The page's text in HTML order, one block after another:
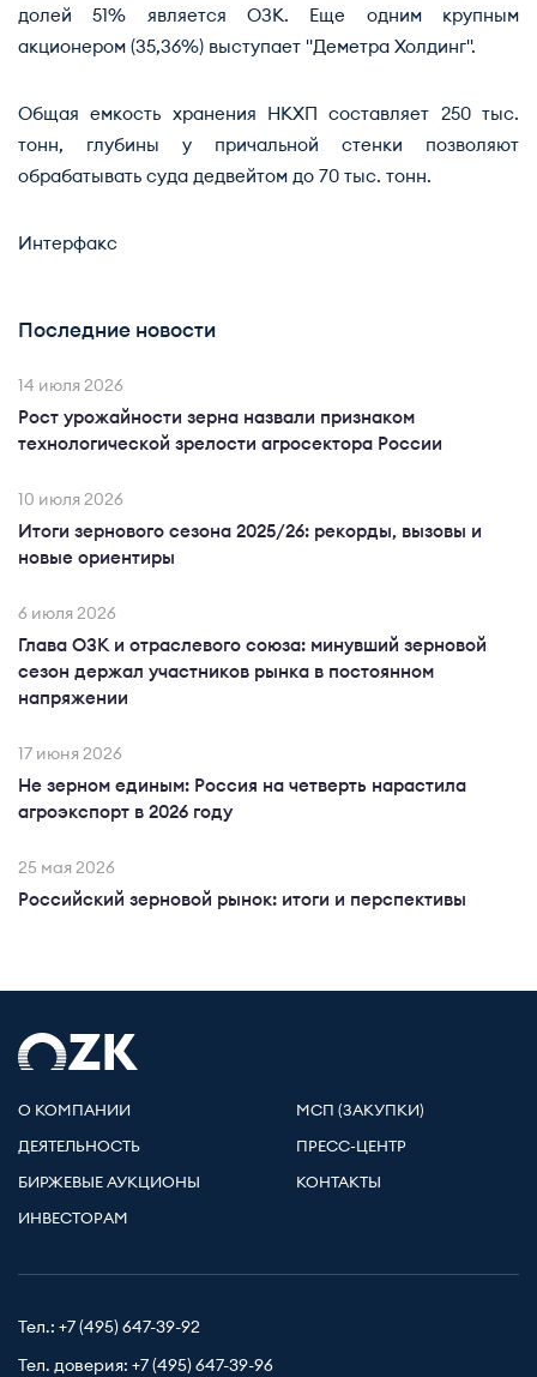
долей 51% является ОЗК. Еще одним крупным
акционером (35,36%) выступает "Деметра Холдинг".
Общая емкость хранения НКХП составляет 250 тыс.
тонн, глубины у причальной стенки позволяют
обрабатывать суда дедвейтом до 70 тыс. тонн.
Интерфакс
Последние новости
14 июля 2026
Рост урожайности зерна назвали признаком
технологической зрелости агросектора России
10 июля 2026
Итоги зернового сезона 2025/26: рекорды, вызовы и
новые ориентиры
6 июля 2026
Глава ОЗК и отраслевого союза: минувший зерновой
сезон держал участников рынка в постоянном
напряжении
17 июня 2026
Не зерном единым: Россия на четверть нарастила
агроэкспорт в 2026 году
25 мая 2026
Российский зерновой рынок: итоги и перспективы
О КОМПАНИИ
ДЕЯТЕЛЬНОСТЬ
БИРЖЕВЫЕ АУКЦИОНЫ
ИНВЕСТОРАМ
МСП (ЗАКУПКИ)
ПРЕСС-ЦЕНТР
КОНТАКТЫ
Тел.: +7 (495) 647-39-92
Тел. доверия: +7 (495) 647-39-96